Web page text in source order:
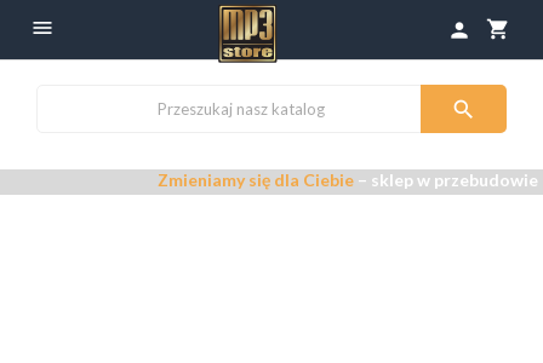
 shopping_cart
person

Zmieniamy się dla Ciebie– sklep w przebudowie –